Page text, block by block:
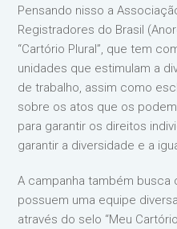
Pensando nisso a
Registradores do Brasil
“Cartório Plural”, que tem
unidades que estimulam a
de trabalho, assim como
sobre os atos que os
para garantir os direitos
garantir a diversidade e a
A campanha também
possuem uma equipe
através do selo “Meu